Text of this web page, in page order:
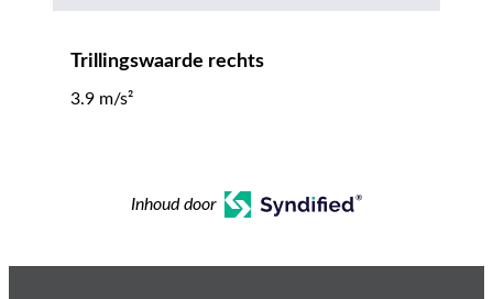
Trillingswaarde rechts
3.9 m/s²
Inhoud door